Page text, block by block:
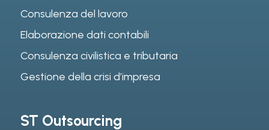
Consulenza del lavoro
Elaborazione dati contabili
Consulenza civilistica e tributaria
Gestione della crisi d’impresa
ST Outsourcing